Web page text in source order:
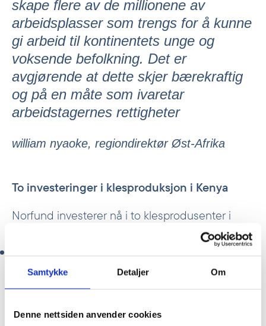
Samtykke Detaljer Om
Denne nettsiden anvender cookies
skape flere av de millionene av
arbeidsplasser som trengs for å kunne
gi arbeid til kontinentets unge og
voksende befolkning. Det er
avgjørende at dette skjer bærekraftig
og på en måte som ivaretar
arbeidstagernes rettigheter
william nyaoke, regiondirektør Øst-Afrika
To investeringer i klesproduksjon i Kenya
Norfund investerer nå i to klesprodusenter i
Balaji Grouper en av de største
klesprodusentene i Afrika sør for Sahara, med 12
Wrangler, Lee og H&M. Norfund investerer